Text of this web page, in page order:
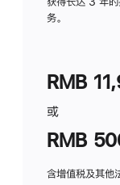
务。
RMB
或
RMB
含增值税及其他